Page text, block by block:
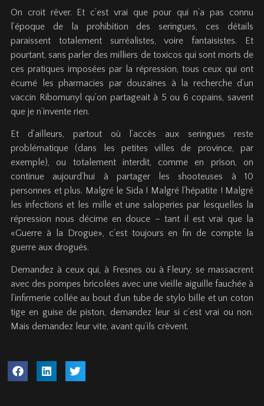
On croit rêver. Et c’est vrai que pour qui n’a pas connu
l’époque de la prohibition des seringues, ces détails
paraissent totalement surréalistes, voire fantaisistes. Et
pourtant, sans parler des milliers de toxicos qui sont morts de
ces pratiques imposées par la répression, tous ceux qui ont
écumé les pharmacies par douzaines à la recherche d’un
vaccin Ribomunyl qu’on partageait à 5 ou 6 copains, savent
que je n’invente rien.
Et d’ailleurs, partout où l’accès aux seringues reste
problématique (dans les petites villes de province, par
exemple), ou totalement interdit, comme en prison, on
continue aujourd’hui à partager les shooteuses à 10
personnes et plus. Malgré le Sida ! Malgré l’hépatite ! Malgré
les infections et les mille et une saloperies par lesquelles la
répression nous décime en douce – tant il est vrai que la
«Guerre à la Drogue», c’est toujours en fin de compte la
guerre aux drogués.
Demandez à ceux qui, à Fresnes ou à Fleury, se massacrent
avec des pompes bricolées avec une vieille aiguille fauchée à
l’infirmerie collée au bout d’un tube de stylo bille et un coton
tige en guise de piston, demandez leur si c’est vrai ou non.
Mais demandez leur vite, avant qu’ils crèvent.